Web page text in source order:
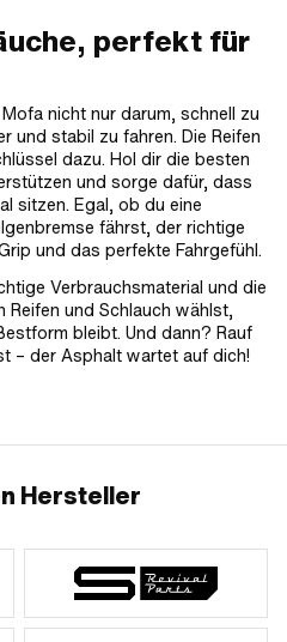
perfekt für
nicht nur darum, schnell zu
und stabil zu fahren. Die Reifen
dazu. Hol dir die besten
und sorge dafür, dass
sitzen. Egal, ob du eine
fährst, der richtige
und das perfekte Fahrgefühl.
Verbrauchsmaterial und die
und Schlauch wählst,
bleibt. Und dann? Rauf
– der Asphalt wartet auf dich!
Hersteller